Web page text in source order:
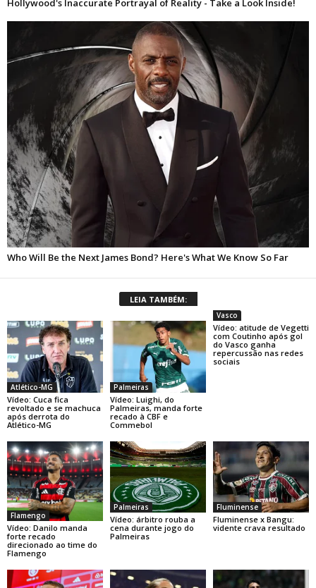
LEIA TAMBÉM:
Atlético-MG
Vídeo: Cuca fica
revoltado e se machuca
após derrota do
Atlético-MG
Palmeiras
Vídeo: Luighi, do
Palmeiras, manda forte
recado à CBF e
Commebol
Vasco
Vídeo: atitude de Vegetti
com Coutinho após gol
do Vasco ganha
repercussão nas redes
sociais
Flamengo
Vídeo: Danilo manda
forte recado
direcionado ao time do
Flamengo
Palmeiras
Vídeo: árbitro rouba a
cena durante jogo do
Palmeiras
Fluminense
Fluminense x Bangu:
vidente crava resultado